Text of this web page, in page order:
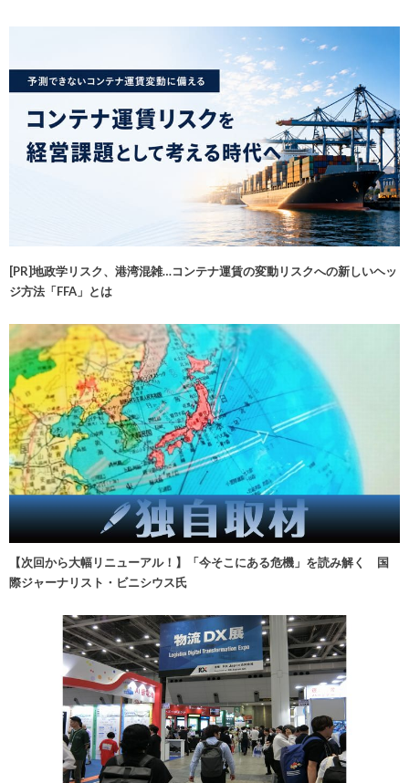
[PR]地政学リスク、港湾混雑…コンテナ運賃の変動リスクへの新しいヘッ
ジ方法「FFA」とは
【次回から大幅リニューアル！】「今そこにある危機」を読み解く 国
際ジャーナリスト・ビニシウス氏